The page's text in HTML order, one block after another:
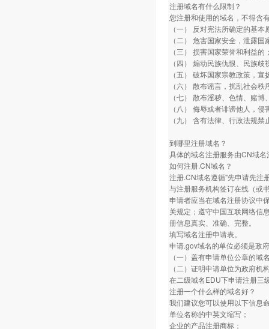
注册域名有什么限制？
您注册和使用的域名，不得含
（一） 反对宪法所确定的基本
（二） 危害国家安全，泄露
（三） 损害国家荣誉和利益的
（四） 煽动民族仇恨、民族
（五） 破坏国家宗教政策，
（六） 散布谣言，扰乱社会
（七） 散布淫秽、色情、赌
（八） 侮辱或者诽谤他人，
（九） 含有法律、行政法规
到哪里注册域名？
具体的域名注册服务由CN域
如何注册.CN域名？
注册.CN域名遵循"先申请先注
与注册服务机构签订在线（或
申请者应当在域名注册协议中
关规定；遵守中国互联网络信
册信息真实、准确、完整。
填写域名注册申请表。
申请.gov域名的单位必须是政
（一）盖有申请单位公章的域
（二）证明申请单位为政府机
在二级域名EDU下申请注册三
注册一个什么样的域名好？
我们建议您可以使用以下信息
单位名称的中英文缩写；
企业的产品注册商标；